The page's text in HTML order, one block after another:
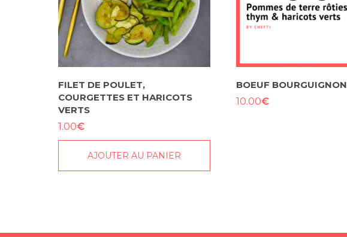
FILET DE POULET,
COURGETTES ET HARICOTS
VERTS
1.00€
AJOUTER AU PANIER
BOEUF BOURGUIGNON
10.00€